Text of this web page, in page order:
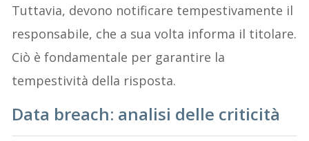
Tuttavia, devono notificare tempestivamente il
responsabile, che a sua volta informa il titolare.
Ciò è fondamentale per garantire la
tempestività della risposta.
Data breach: analisi delle criticità